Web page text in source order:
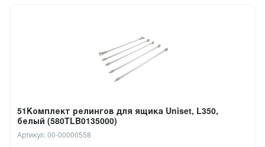
51Комплект релингов для ящика Uniset, L350,
белый (580TLB0135000)
Артикул: 00-00000558